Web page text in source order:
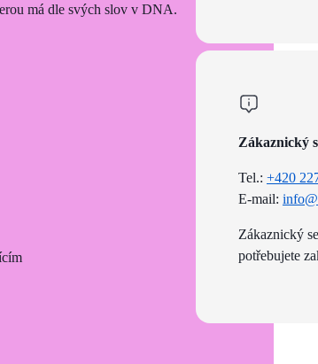
má dle svých slov v DNA.
Zákaznický
Tel.: +420
E-mail:
Zákaznický
potřebujete